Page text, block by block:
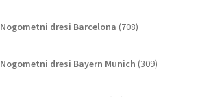
Nogometni dresi Barcelona 708izdelkov
Nogometni dresi Bayern Munich 309izdelkov